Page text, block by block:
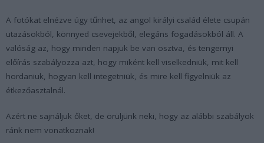
A fotókat elnézve úgy tűnhet, az angol királyi család élete csupán
utazásokból, könnyed csevejekből, elegáns fogadásokból áll. A
valóság az, hogy minden napjuk be van osztva, és tengernyi
előírás szabályozza azt, hogy miként kell viselkedniük, mit kell
hordaniuk, hogyan kell integetniük, és mire kell figyelniük az
étkezőasztalnál.
Azért ne sajnáljuk őket, de örüljünk neki, hogy az alábbi szabályok
ránk nem vonatkoznak!